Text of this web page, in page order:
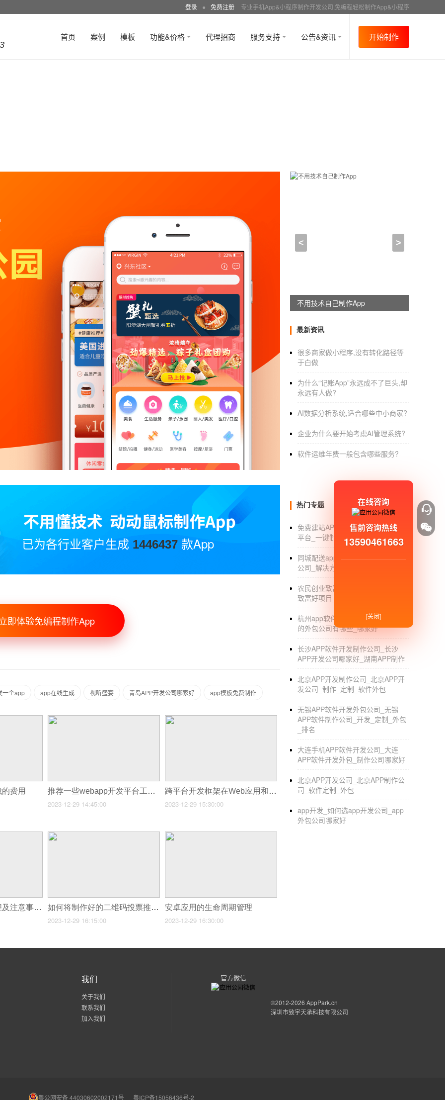
登录 ● 免费注册 专业手机App&小程序制作开发公司,免编程轻松制作App&小程序
首页 案例 模板 功能&价格 代理招商 服务支持 公告&资讯 开始制作
2021-09-27 17:15:00
小程序外卖订餐系统大概需要多少钱？因为
费者对这个新东西特别感兴趣，所以很多商
价格，在外卖，小程序，的订餐系统可能很
多个主要原因是看制作用什么方法，比如有
好的地方。即使用模板时，框架结构基本确
的设计和修改，里面整个流程的设计等等。
约几万美元。
裕，只是想有一个小程序快速上线，那么这
解析社区电商APP开发的优势
移动互联网
的快速发展，各种各样的电
式。作为其中之一，电商，社区的App开发也
1.家政服务功能
近年来，上门服务备受用户青睐，社区电商
相应的家政服务人员，帮助用户解决相关问
2.外卖的订购服务
而社区电商APP也会给用户展示附近的餐厅
省了一定的时间。
此外，线上跑腿服务也能为人们的生活提供
中总有一些琐碎的事情需要处理，所以跑腿
4.生鲜的商品采购
已为各行业客户生成 1446437 款App
即体验免编程制作App
一个app app在线生成 视听盛宴 青岛APP开发公司哪家好 app模板免费制作
费用 推荐一些webapp开发平台工具和资源
2023-12-29 14:45:00
跨平台开发框架在Web应用和PC软件中的应用
2023-12-29 15:30:00
小程序域名申请流程及注意事项 如何将制作好的二维码投票推广给目标群体
2023-12-29 16:15:00
安卓应用的生命周期管理
2023-12-29 16:30:00
< >
不用技术自己制作App
最新资讯
很多商家做小程序,没有转化路径等
于白做
为什么“记账App”永远成不了巨头,却
永远有人做?
AI数据分析系统,适合哪些中小商家?
企业为什么要开始考虑AI管理系统?
软件运维年费一般包含哪些服务?
热门专题
免费建站APP_免费建站哪个好_自助
平台_一键制作APP
同城配送app开发_同城配送app开发
公司_解决方案_排行
农民创业致富好项目_农村小本创业
致富好项目_商机
杭州app软件开发外包_杭州app开发
的外包公司有哪些_哪家好
长沙APP软件开发制作公司_长沙
APP开发公司哪家好_湖南APP制作
北京APP开发制作公司_北京APP开
发公司_制作_定制_软件外包
无锡APP软件开发外包公司_无锡
APP软件制作公司_开发_定制_外包
_排名
大连手机APP软件开发公司_大连
APP软件开发外包_制作公司哪家好
北京APP开发公司_北京APP制作公
司_软件定制_外包
app开发_如何选app开发公司_app
外包公司哪家好
我们
关于我们
联系我们
加入我们
官方微信
©2012-2026 AppPark.cn
深圳市致宇天承科技有限公司
粤公网安备 44030602002171号 粤ICP备15056436号-2
在线咨询
售前咨询热线
13590461663
[关闭]